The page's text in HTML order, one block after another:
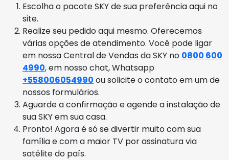
Escolha o pacote SKY de sua preferência aqui no
site.
Realize seu pedido aqui mesmo. Oferecemos
várias opções de atendimento. Você pode ligar
em nossa Central de Vendas da SKY no 0800 600
4990, em nosso chat, Whatsapp
+558006054990 ou solicite o contato em um de
nossos formulários.
Aguarde a confirmação e agende a instalação de
sua SKY em sua casa.
Pronto! Agora é só se divertir muito com sua
família e com a maior TV por assinatura via
satélite do país.